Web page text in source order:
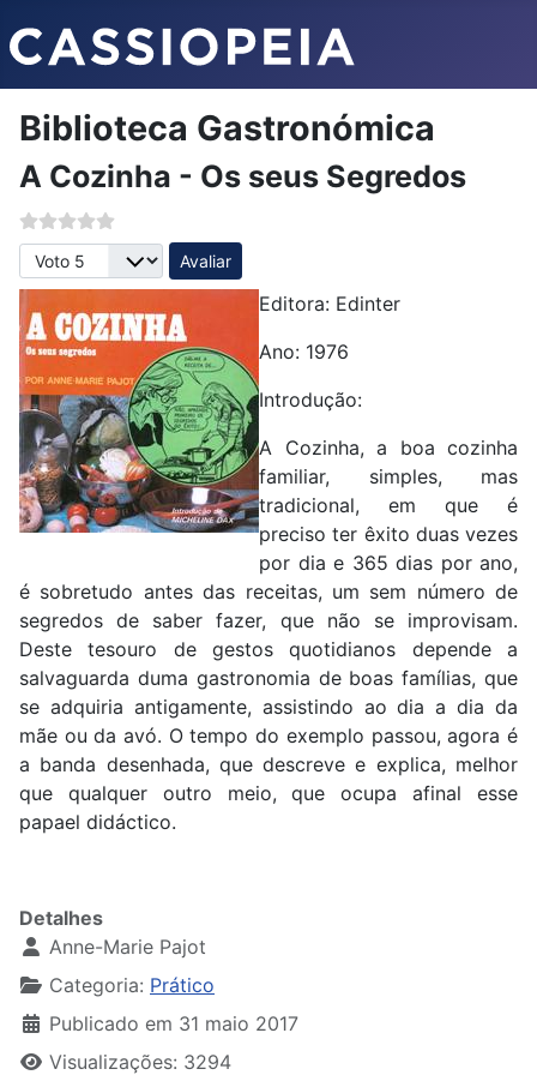
Biblioteca Gastronómica
A Cozinha - Os seus Segredos
Avalie, por favor
Editora: Edinter
Ano: 1976
Introdução:
A Cozinha, a boa cozinha
familiar, simples, mas
tradicional, em que é
preciso ter êxito duas vezes
por dia e 365 dias por ano,
é sobretudo antes das receitas, um sem número de
segredos de saber fazer, que não se improvisam.
Deste tesouro de gestos quotidianos depende a
salvaguarda duma gastronomia de boas famílias, que
se adquiria antigamente, assistindo ao dia a dia da
mãe ou da avó. O tempo do exemplo passou, agora é
a banda desenhada, que descreve e explica, melhor
que qualquer outro meio, que ocupa afinal esse
papael didáctico.
Detalhes
Anne-Marie Pajot
Categoria: Prático
Publicado em 31 maio 2017
Visualizações: 3294